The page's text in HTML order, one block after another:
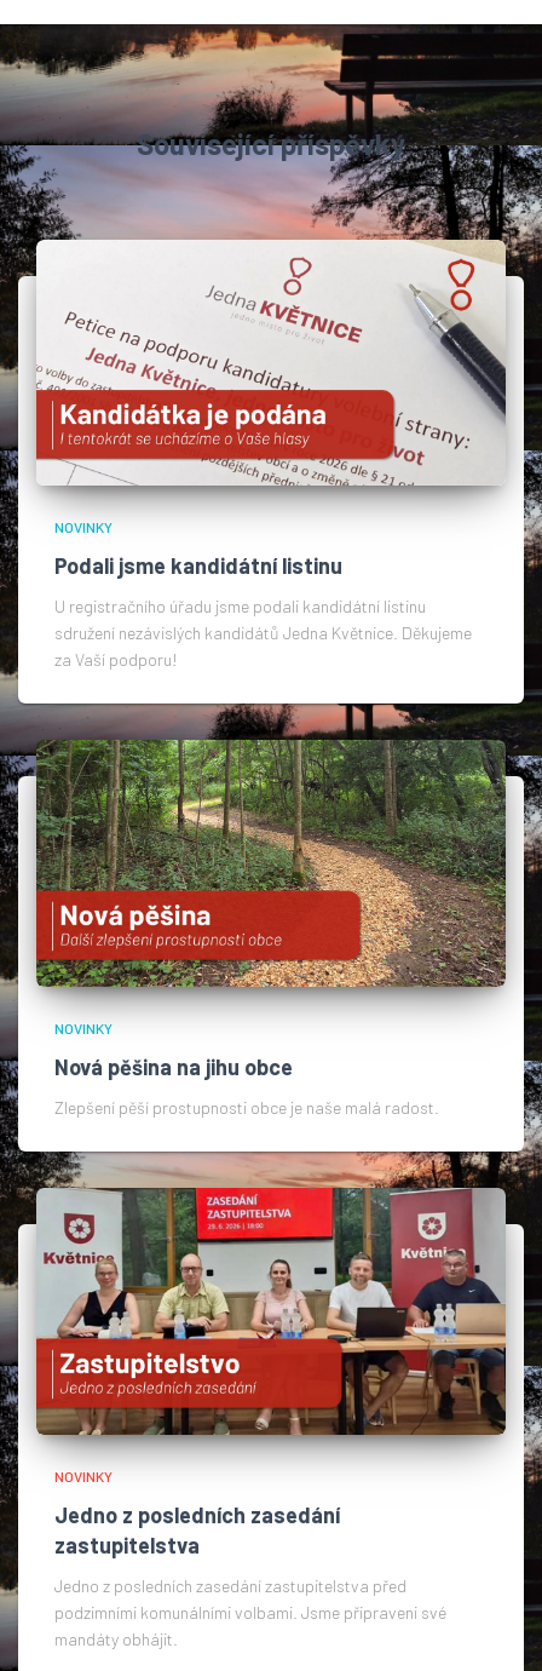
Související příspěvky
NOVINKY
Podali jsme kandidátní listinu
U registračního úřadu jsme podali kandidátní listinu
sdružení nezávislých kandidátů Jedna Květnice. Děkujeme
za Vaší podporu!
NOVINKY
Nová pěšina na jihu obce
Zlepšení pěší prostupnosti obce je naše malá radost.​
NOVINKY
Jedno z posledních zasedání
zastupitelstva
Jedno z posledních zasedání zastupitelstva před
podzimními komunálními volbami. Jsme připraveni své
mandáty obhájit.